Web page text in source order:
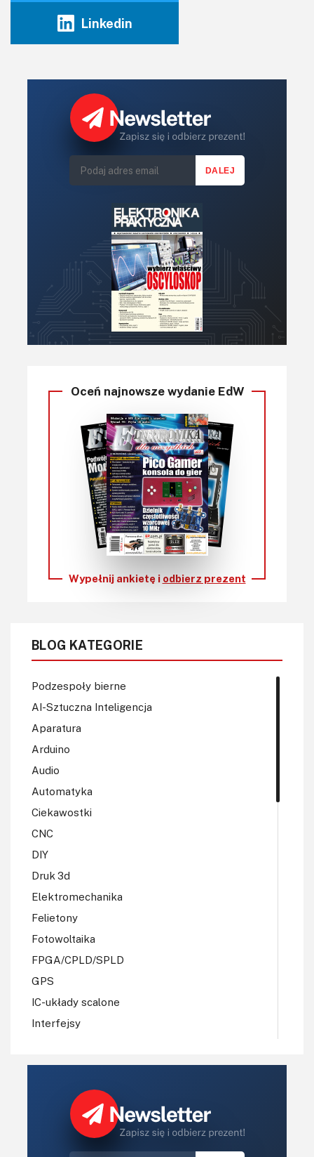
Linkedin
Oceń najnowsze wydanie EdW
Wypełnij ankietę i odbierz prezent
BLOG KATEGORIE
Podzespoły bierne
AI-Sztuczna Inteligencja
Aparatura
Arduino
Audio
Automatyka
Ciekawostki
CNC
DIY
Druk 3d
Elektromechanika
Felietony
Fotowoltaika
FPGA/CPLD/SPLD
GPS
IC-układy scalone
Interfejsy
Koła Naukowe
LED/LCD/OLED